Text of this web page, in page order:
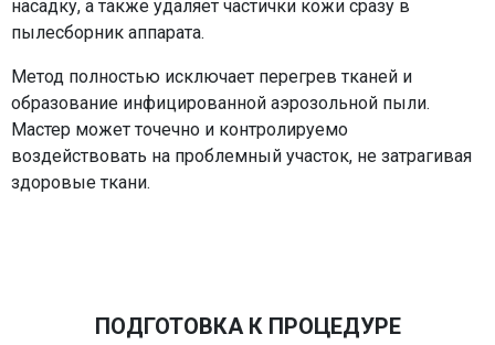
насадку, а также удаляет частички кожи сразу в
пылесборник аппарата.
Метод полностью исключает перегрев тканей и
образование инфицированной аэрозольной пыли.
Мастер может точечно и контролируемо
воздействовать на проблемный участок, не затрагивая
здоровые ткани.
ПОДГОТОВКА К ПРОЦЕДУРЕ